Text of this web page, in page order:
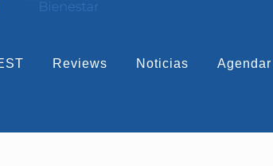
Reviews Noticias Agendar